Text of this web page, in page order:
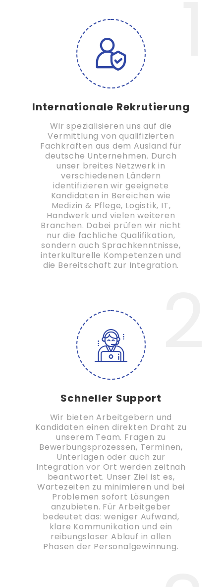
Internationale Rekrutierung
Wir spezialisieren uns auf die
Vermittlung von qualifizierten
Fachkräften aus dem Ausland für
deutsche Unternehmen. Durch
unser breites Netzwerk in
verschiedenen Ländern
identifizieren wir geeignete
Kandidaten in Bereichen wie
Medizin & Pflege, Logistik, IT,
Handwerk und vielen weiteren
Branchen. Dabei prüfen wir nicht
nur die fachliche Qualifikation,
sondern auch Sprachkenntnisse,
interkulturelle Kompetenzen und
die Bereitschaft zur Integration.
Schneller Support
Wir bieten Arbeitgebern und
Kandidaten einen direkten Draht zu
unserem Team. Fragen zu
Bewerbungsprozessen, Terminen,
Unterlagen oder auch zur
Integration vor Ort werden zeitnah
beantwortet. Unser Ziel ist es,
Wartezeiten zu minimieren und bei
Problemen sofort Lösungen
anzubieten. Für Arbeitgeber
bedeutet das: weniger Aufwand,
klare Kommunikation und ein
reibungsloser Ablauf in allen
Phasen der Personalgewinnung.